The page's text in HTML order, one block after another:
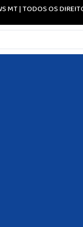
| TODOS OS